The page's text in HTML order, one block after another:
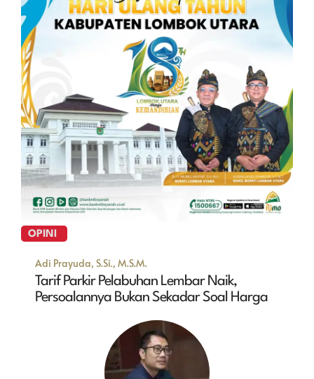
OPINI
Adi Prayuda, S.Si., M.S.M.
Tarif Parkir Pelabuhan Lembar Naik,
Persoalannya Bukan Sekadar Soal Harga